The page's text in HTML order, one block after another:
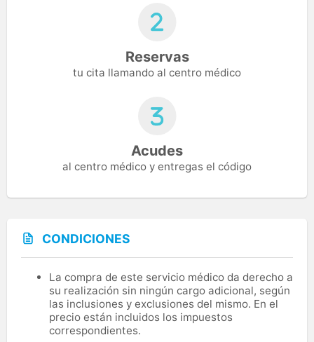
Reservas
tu cita llamando al centro médico
Acudes
al centro médico y entregas el código
CONDICIONES
La compra de este servicio médico da derecho a
su realización sin ningún cargo adicional, según
las inclusiones y exclusiones del mismo. En el
precio están incluidos los impuestos
correspondientes.